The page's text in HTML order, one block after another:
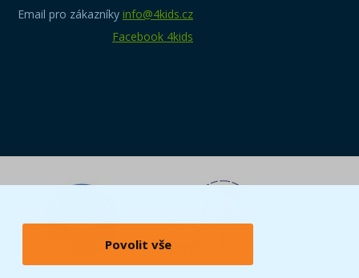
Povolit vše
Email pro zákazníky info@4kids.cz
Facebook 4kids